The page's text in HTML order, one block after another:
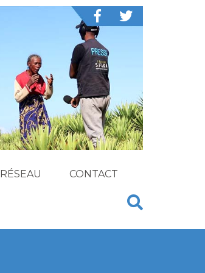
RÉSEAU CONTACT